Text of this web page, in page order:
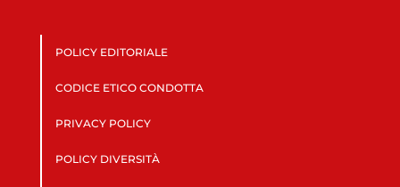
POLICY EDITORIALE
CODICE ETICO CONDOTTA
PRIVACY POLICY
POLICY DIVERSITÀ